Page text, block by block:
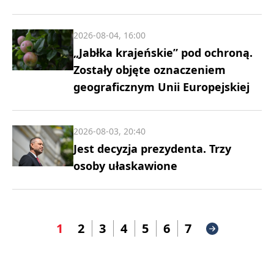
„Jabłka krajeńskie” pod ochroną.
Zostały objęte oznaczeniem
geograficznym Unii Europejskiej
2026-08-04, 16:00
Jest decyzja prezydenta. Trzy
osoby ułaskawione
2026-08-03, 20:40
1 2 3 4 5 6 7